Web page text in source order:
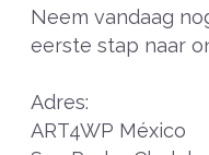
Neem vandaag
eerste stap naar
Adres:
ART4WP México